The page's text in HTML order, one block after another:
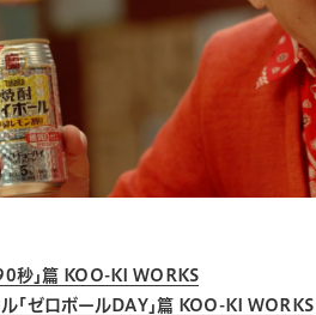
秒｣篇 KOO-KI WORKS
｢ゼロボールDAY｣篇 KOO-KI WORKS